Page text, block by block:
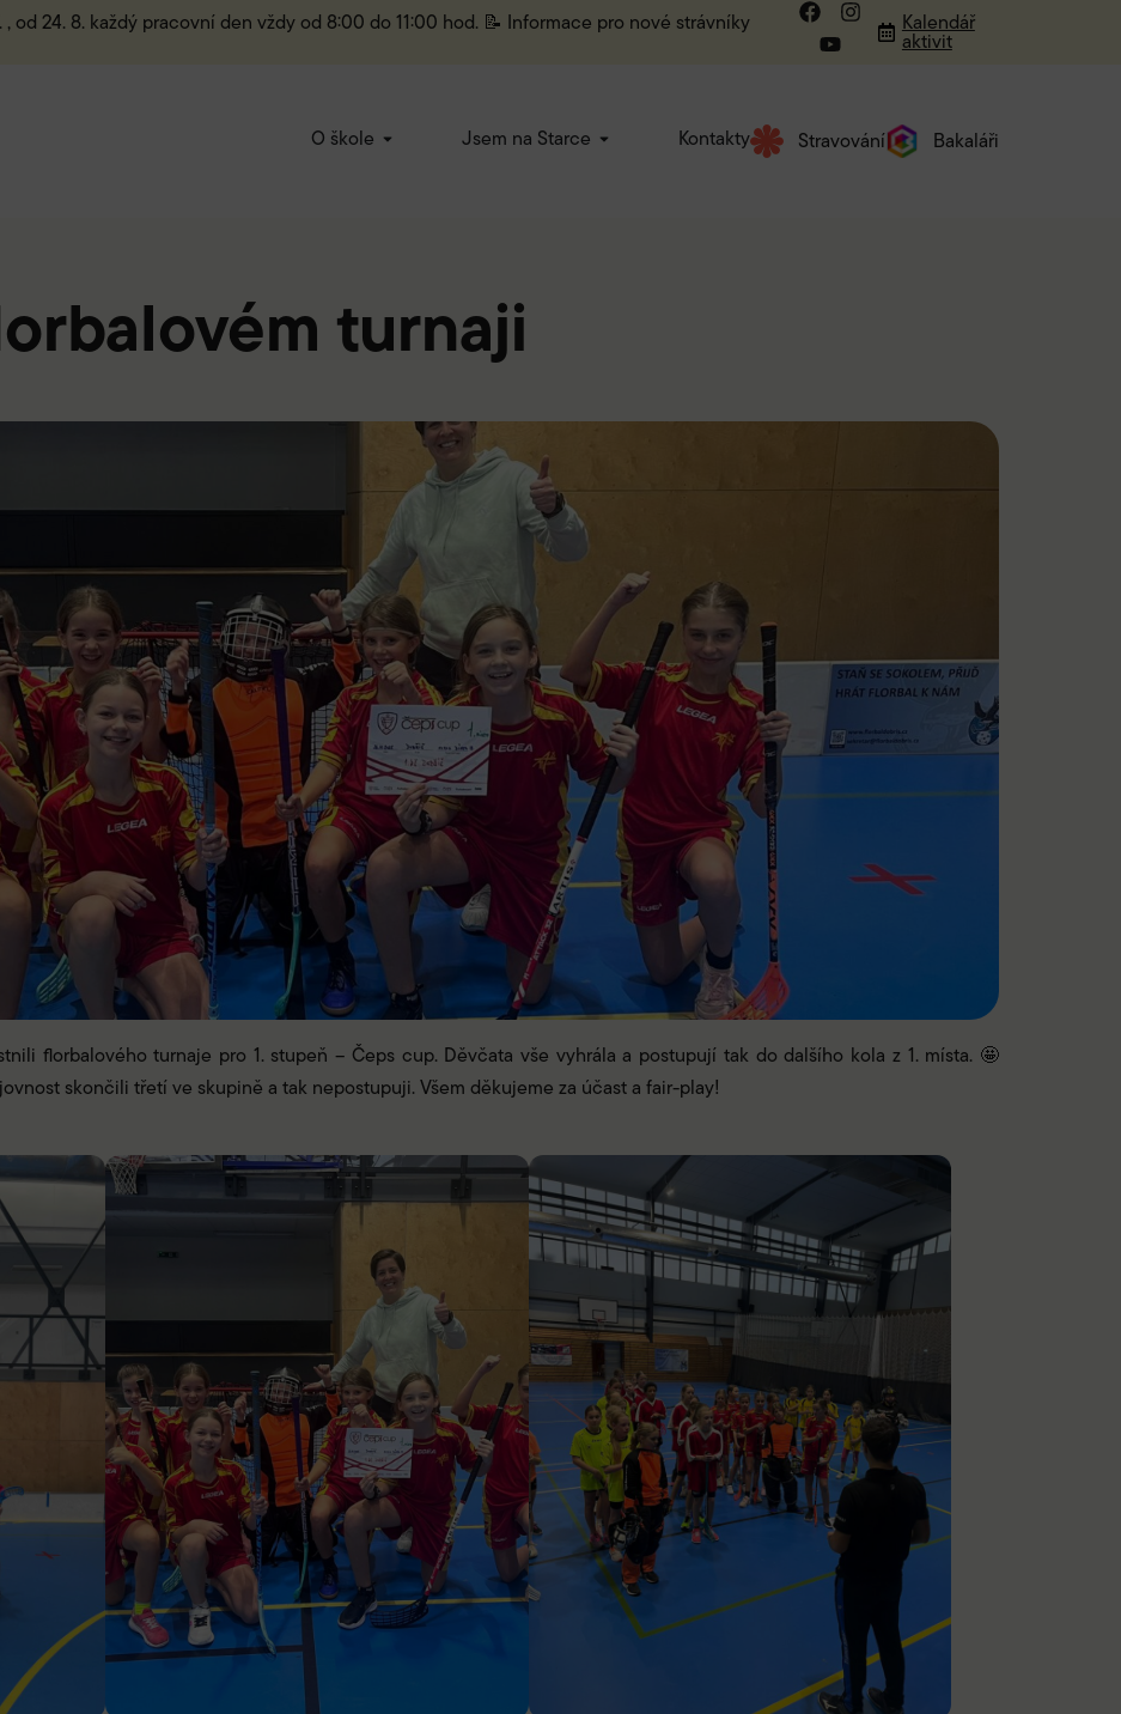
od 24. 8. každý pracovní den vždy od 8:00 do 11:00 hod. 📝 Informace pro nové strávníky Kalendář
aktivit
O škole Jsem na Starce Kontakty Stravování Bakaláři
turnaji
florbalového turnaje pro 1. stupeň – Čeps cup. Děvčata vše vyhrála a postupují tak do dalšího kola z 1. místa. 🤩
skončili třetí ve skupině a tak nepostupuji. Všem děkujeme za účast a fair-play!